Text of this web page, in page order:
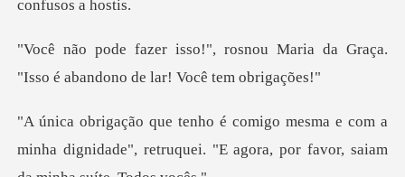
nou Maria da Graça.
"Isso é aban
com a
minha dignidade", retruquei. "E agora,